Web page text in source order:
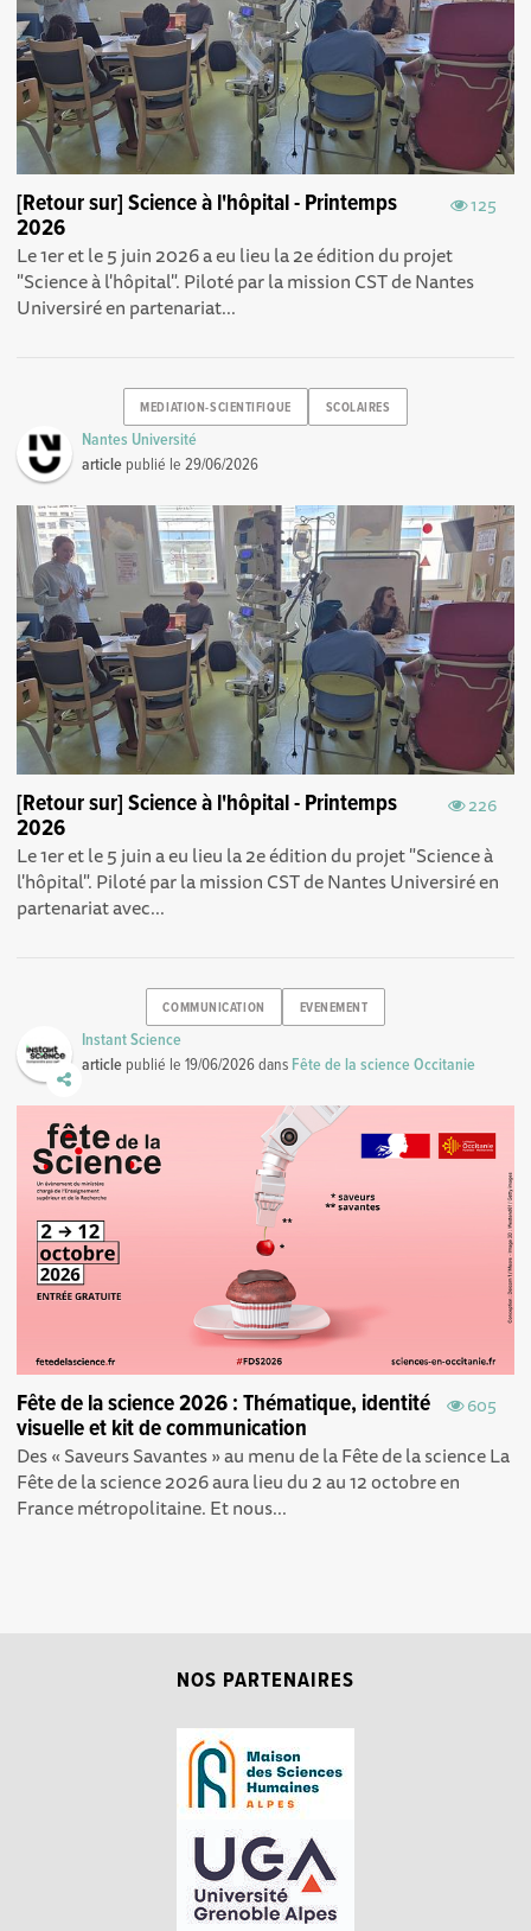
125
[Retour sur] Science à l'hôpital - Printemps
2026
Le 1er et le 5 juin 2026 a eu lieu la 2e édition du projet
"Science à l'hôpital". Piloté par la mission CST de Nantes
Universiré en partenariat...
MEDIATION-SCIENTIFIQUE SCOLAIRES
Nantes Université
article publié le29/06/2026
226
[Retour sur] Science à l'hôpital - Printemps
2026
Le 1er et le 5 juin a eu lieu la 2e édition du projet "Science à
l'hôpital". Piloté par la mission CST de Nantes Universiré en
partenariat avec...
COMMUNICATION EVENEMENT
Instant Science
article publié le19/06/2026dans Fête de la science Occitanie
605
Fête de la science 2026 : Thématique, identité
visuelle et kit de communication
Des « Saveurs Savantes » au menu de la Fête de la science La
Fête de la science 2026 aura lieu du 2 au 12 octobre en
France métropolitaine. Et nous...
NOS PARTENAIRES